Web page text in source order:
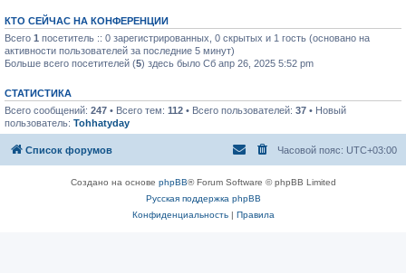
КТО СЕЙЧАС НА КОНФЕРЕНЦИИ
Всего 1 посетитель :: 0 зарегистрированных, 0 скрытых и 1 гость (основано на
активности пользователей за последние 5 минут)
Больше всего посетителей (5) здесь было Сб апр 26, 2025 5:52 pm
СТАТИСТИКА
Всего сообщений: 247 • Всего тем: 112 • Всего пользователей: 37 • Новый
пользователь: Tohhatyday
Список форумов Часовой пояс: UTC+03:00
Создано на основе phpBB® Forum Software © phpBB Limited
Русская поддержка phpBB
Конфиденциальность| Правила